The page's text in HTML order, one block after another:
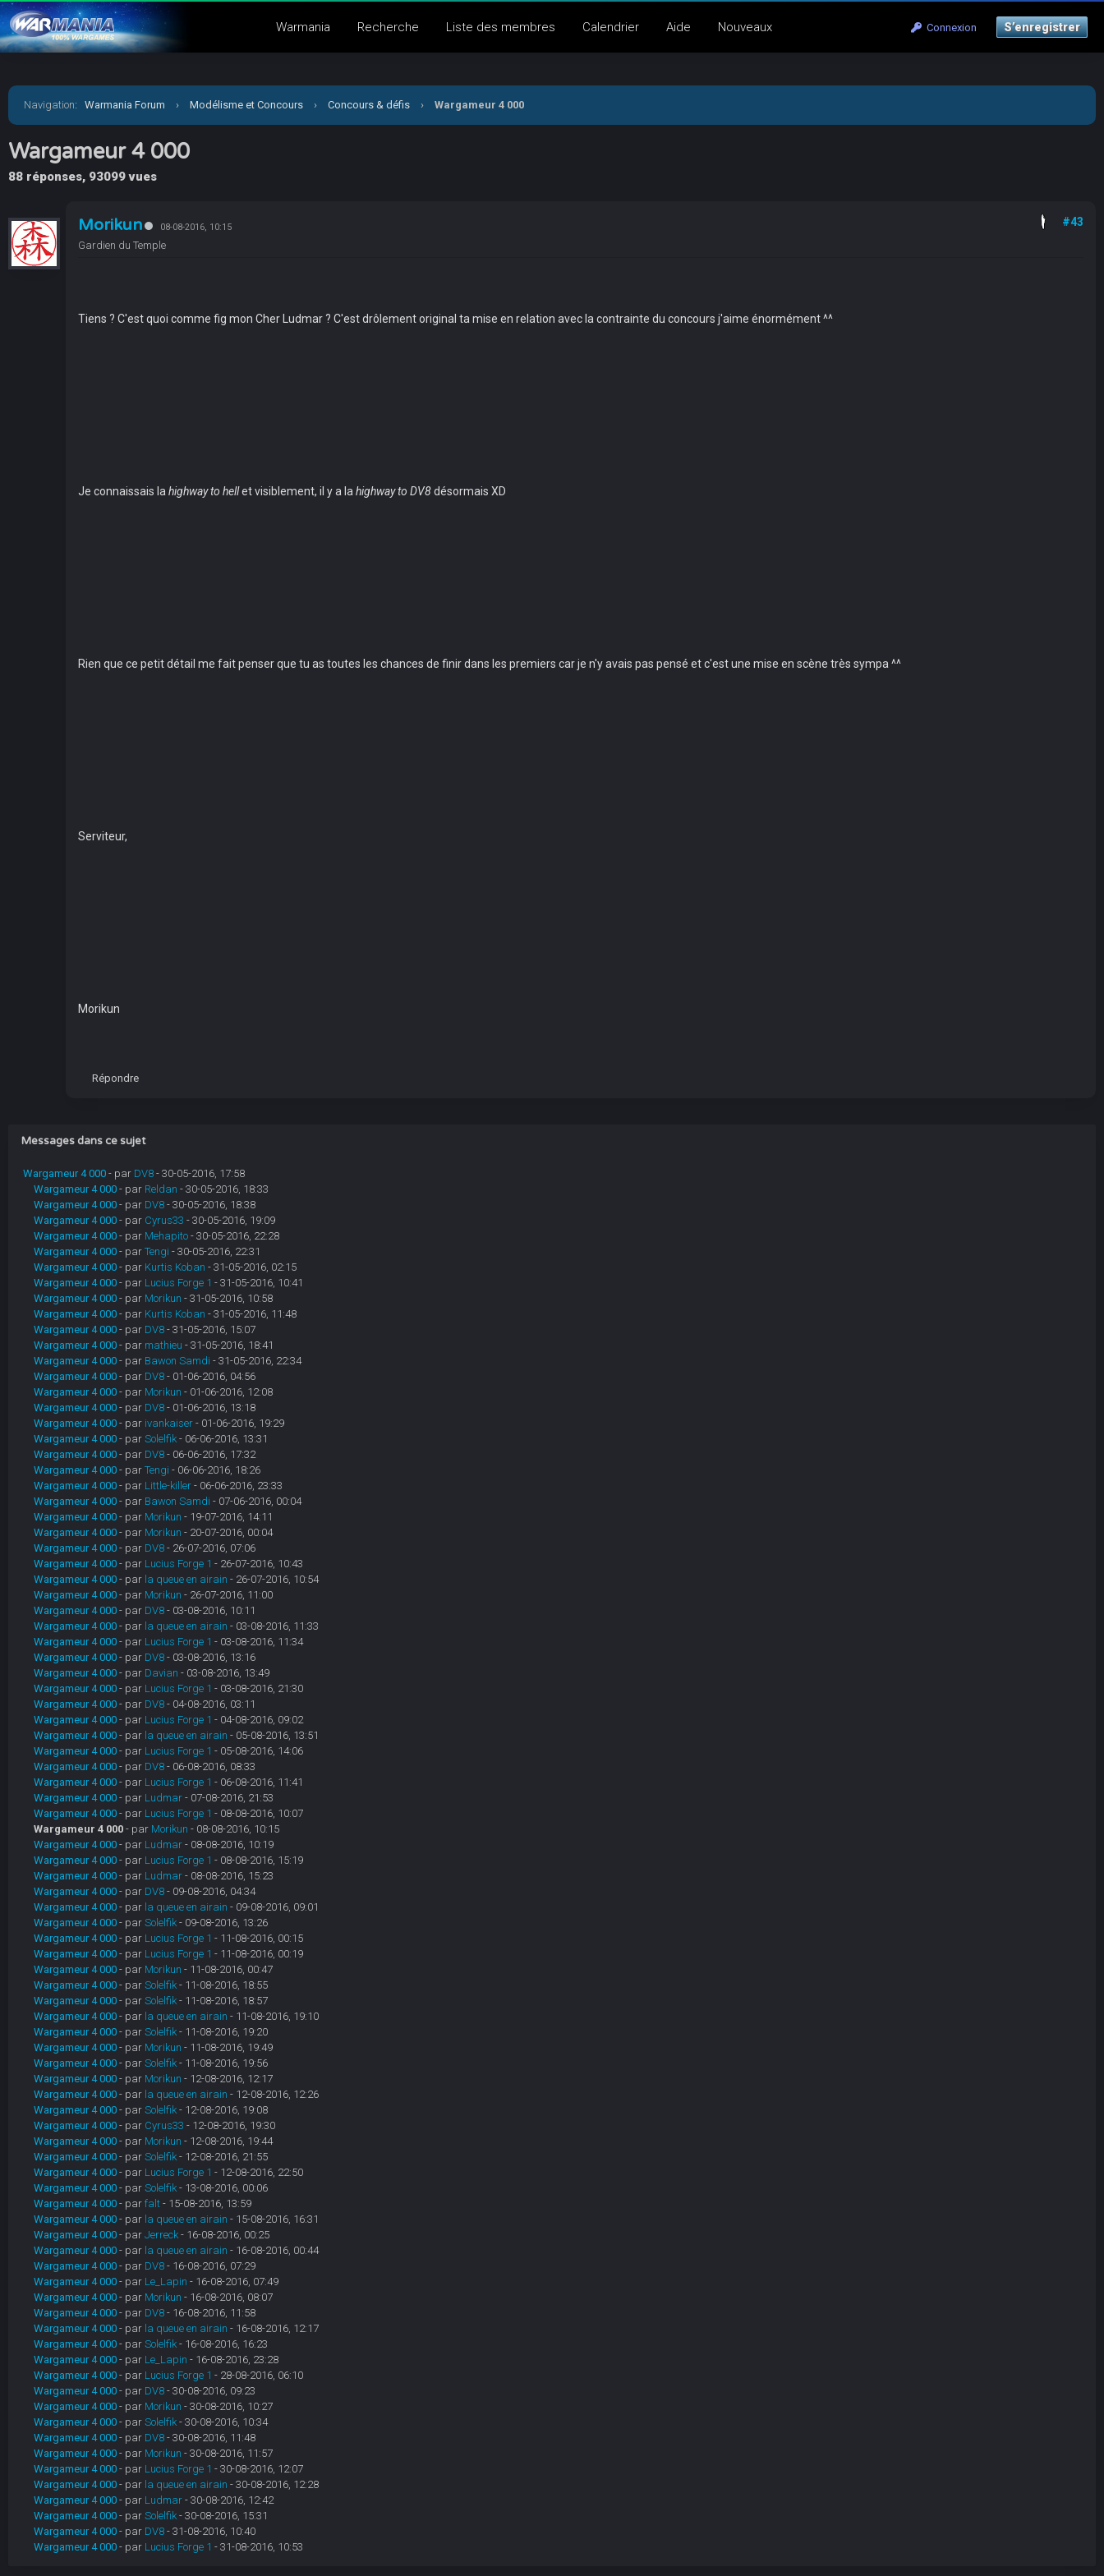
Connexion S’enregistrer
Warmania Recherche Liste des membres Calendrier Aide Nouveaux
Navigation: Warmania Forum › Modélisme et Concours › Concours & défis › Wargameur 4 000
Wargameur 4 000
88 réponses, 93099 vues
Morikun 08-08-2016, 10:15
Gardien du Temple
#43
Tiens ? C'est quoi comme fig mon Cher Ludmar ? C'est drôlement original ta mise en relation avec la contrainte du concours j'aime énormément ^^
Je connaissais la highway to hellet visiblement, il y a la highway to DV8désormais XD
Rien que ce petit détail me fait penser que tu as toutes les chances de finir dans les premiers car je n'y avais pas pensé et c'est une mise en scène très sympa ^^
Serviteur,
Morikun
Répondre
Messages dans ce sujet
Wargameur 4 000 - par DV8- 30-05-2016, 17:58
Wargameur 4 000 - par Reldan - 30-05-2016, 18:33
Wargameur 4 000 - par DV8- 30-05-2016, 18:38
Wargameur 4 000 - par Cyrus33 - 30-05-2016, 19:09
Wargameur 4 000 - par Mehapito- 30-05-2016, 22:28
Wargameur 4 000 - par Tengi - 30-05-2016, 22:31
Wargameur 4 000 - par Kurtis Koban - 31-05-2016, 02:15
Wargameur 4 000 - par Lucius Forge 1 - 31-05-2016, 10:41
Wargameur 4 000 - par Morikun - 31-05-2016, 10:58
Wargameur 4 000 - par Kurtis Koban - 31-05-2016, 11:48
Wargameur 4 000 - par DV8- 31-05-2016, 15:07
Wargameur 4 000 - par mathieu - 31-05-2016, 18:41
Wargameur 4 000 - par Bawon Samdi - 31-05-2016, 22:34
Wargameur 4 000 - par DV8- 01-06-2016, 04:56
Wargameur 4 000 - par Morikun - 01-06-2016, 12:08
Wargameur 4 000 - par DV8- 01-06-2016, 13:18
Wargameur 4 000 - par ivankaiser- 01-06-2016, 19:29
Wargameur 4 000 - par Solelfik- 06-06-2016, 13:31
Wargameur 4 000 - par DV8- 06-06-2016, 17:32
Wargameur 4 000 - par Tengi - 06-06-2016, 18:26
Wargameur 4 000 - par Little-killer- 06-06-2016, 23:33
Wargameur 4 000 - par Bawon Samdi - 07-06-2016, 00:04
Wargameur 4 000 - par Morikun - 19-07-2016, 14:11
Wargameur 4 000 - par Morikun - 20-07-2016, 00:04
Wargameur 4 000 - par DV8- 26-07-2016, 07:06
Wargameur 4 000 - par Lucius Forge 1 - 26-07-2016, 10:43
Wargameur 4 000 - par la queue en airain - 26-07-2016, 10:54
Wargameur 4 000 - par Morikun - 26-07-2016, 11:00
Wargameur 4 000 - par DV8- 03-08-2016, 10:11
Wargameur 4 000 - par la queue en airain - 03-08-2016, 11:33
Wargameur 4 000 - par Lucius Forge 1 - 03-08-2016, 11:34
Wargameur 4 000 - par DV8- 03-08-2016, 13:16
Wargameur 4 000 - par Davian - 03-08-2016, 13:49
Wargameur 4 000 - par Lucius Forge 1 - 03-08-2016, 21:30
Wargameur 4 000 - par DV8- 04-08-2016, 03:11
Wargameur 4 000 - par Lucius Forge 1 - 04-08-2016, 09:02
Wargameur 4 000 - par la queue en airain - 05-08-2016, 13:51
Wargameur 4 000 - par Lucius Forge 1 - 05-08-2016, 14:06
Wargameur 4 000 - par DV8- 06-08-2016, 08:33
Wargameur 4 000 - par Lucius Forge 1 - 06-08-2016, 11:41
Wargameur 4 000 - par Ludmar- 07-08-2016, 21:53
Wargameur 4 000 - par Lucius Forge 1 - 08-08-2016, 10:07
Wargameur 4 000 - par Morikun - 08-08-2016, 10:15
Wargameur 4 000 - par Ludmar- 08-08-2016, 10:19
Wargameur 4 000 - par Lucius Forge 1 - 08-08-2016, 15:19
Wargameur 4 000 - par Ludmar- 08-08-2016, 15:23
Wargameur 4 000 - par DV8- 09-08-2016, 04:34
Wargameur 4 000 - par la queue en airain - 09-08-2016, 09:01
Wargameur 4 000 - par Solelfik- 09-08-2016, 13:26
Wargameur 4 000 - par Lucius Forge 1 - 11-08-2016, 00:15
Wargameur 4 000 - par Lucius Forge 1 - 11-08-2016, 00:19
Wargameur 4 000 - par Morikun - 11-08-2016, 00:47
Wargameur 4 000 - par Solelfik- 11-08-2016, 18:55
Wargameur 4 000 - par Solelfik- 11-08-2016, 18:57
Wargameur 4 000 - par la queue en airain - 11-08-2016, 19:10
Wargameur 4 000 - par Solelfik- 11-08-2016, 19:20
Wargameur 4 000 - par Morikun - 11-08-2016, 19:49
Wargameur 4 000 - par Solelfik- 11-08-2016, 19:56
Wargameur 4 000 - par Morikun - 12-08-2016, 12:17
Wargameur 4 000 - par la queue en airain - 12-08-2016, 12:26
Wargameur 4 000 - par Solelfik- 12-08-2016, 19:08
Wargameur 4 000 - par Cyrus33 - 12-08-2016, 19:30
Wargameur 4 000 - par Morikun - 12-08-2016, 19:44
Wargameur 4 000 - par Solelfik- 12-08-2016, 21:55
Wargameur 4 000 - par Lucius Forge 1 - 12-08-2016, 22:50
Wargameur 4 000 - par Solelfik- 13-08-2016, 00:06
Wargameur 4 000 - par falt- 15-08-2016, 13:59
Wargameur 4 000 - par la queue en airain - 15-08-2016, 16:31
Wargameur 4 000 - par Jerreck- 16-08-2016, 00:25
Wargameur 4 000 - par la queue en airain - 16-08-2016, 00:44
Wargameur 4 000 - par DV8- 16-08-2016, 07:29
Wargameur 4 000 - par Le_Lapin - 16-08-2016, 07:49
Wargameur 4 000 - par Morikun - 16-08-2016, 08:07
Wargameur 4 000 - par DV8- 16-08-2016, 11:58
Wargameur 4 000 - par la queue en airain - 16-08-2016, 12:17
Wargameur 4 000 - par Solelfik- 16-08-2016, 16:23
Wargameur 4 000 - par Le_Lapin - 16-08-2016, 23:28
Wargameur 4 000 - par Lucius Forge 1 - 28-08-2016, 06:10
Wargameur 4 000 - par DV8- 30-08-2016, 09:23
Wargameur 4 000 - par Morikun - 30-08-2016, 10:27
Wargameur 4 000 - par Solelfik- 30-08-2016, 10:34
Wargameur 4 000 - par DV8- 30-08-2016, 11:48
Wargameur 4 000 - par Morikun - 30-08-2016, 11:57
Wargameur 4 000 - par Lucius Forge 1 - 30-08-2016, 12:07
Wargameur 4 000 - par la queue en airain - 30-08-2016, 12:28
Wargameur 4 000 - par Ludmar- 30-08-2016, 12:42
Wargameur 4 000 - par Solelfik- 30-08-2016, 15:31
Wargameur 4 000 - par DV8- 31-08-2016, 10:40
Wargameur 4 000 - par Lucius Forge 1 - 31-08-2016, 10:53